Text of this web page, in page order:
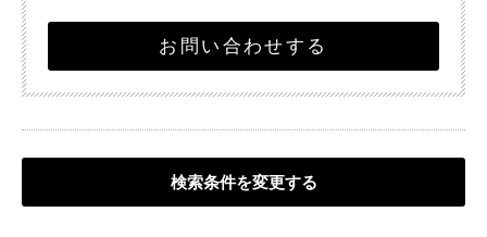
お問い合わせする
検索条件を変更する